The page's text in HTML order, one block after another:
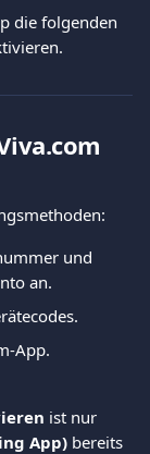
die folgenden
und
an.
App.
ist nur
App) bereits